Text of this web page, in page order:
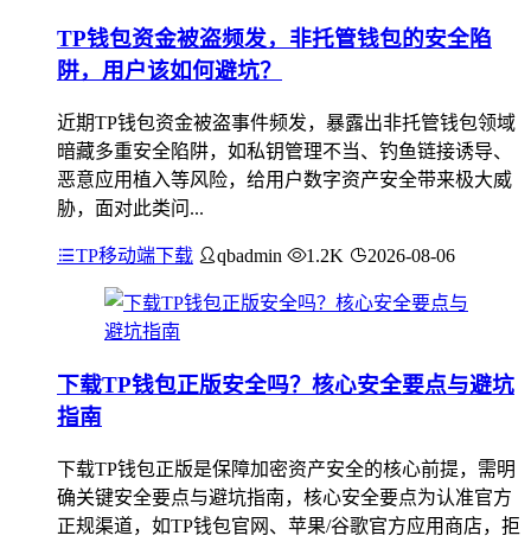
TP钱包资金被盗频发，非托管钱包的安全陷
阱，用户该如何避坑？
近期TP钱包资金被盗事件频发，暴露出非托管钱包领域
暗藏多重安全陷阱，如私钥管理不当、钓鱼链接诱导、
恶意应用植入等风险，给用户数字资产安全带来极大威
胁，面对此类问...
TP移动端下载 qbadmin 1.2K 2026-08-06
下载TP钱包正版安全吗？核心安全要点与避坑
指南
下载TP钱包正版是保障加密资产安全的核心前提，需明
确关键安全要点与避坑指南，核心安全要点为认准官方
正规渠道，如TP钱包官网、苹果/谷歌官方应用商店，拒